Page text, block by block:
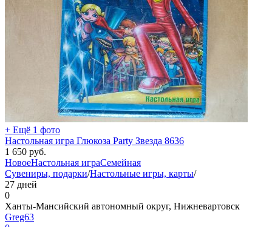
+ Ещё 1 фото
Настольная игра Глюкоза Party Звезда 8636
1 650 руб.
НовоеНастольная играСемейная
Сувениры, подарки/Настольные игры, карты/
27 дней
0
Ханты-Мансийский автономный округ, Нижневартовск
Greg63